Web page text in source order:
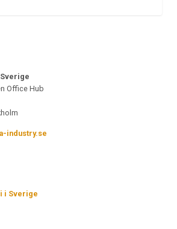
Office Hub
industry.se
i Sverige